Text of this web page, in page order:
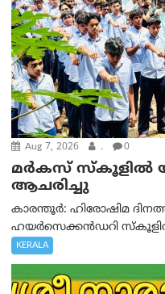
Aug 7, 2026 . 0
മർകസ് സ്കൂളിൽ
ആചരിച്ചു
കാരന്തൂർ: ഹിരോഷിമ
ഹയർസെക്കൻഡറി
KERALA